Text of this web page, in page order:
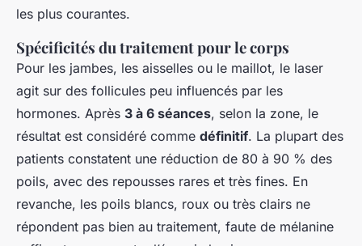
les plus courantes.
Spécificités du traitement pour le corps
Pour les jambes, les aisselles ou le maillot, le laser
agit sur des follicules peu influencés par les
hormones. Après 3 à 6 séances, selon la zone, le
résultat est considéré comme définitif. La plupart des
patients constatent une réduction de 80 à 90 % des
poils, avec des repousses rares et très fines. En
revanche, les poils blancs, roux ou très clairs ne
répondent pas bien au traitement, faute de mélanine